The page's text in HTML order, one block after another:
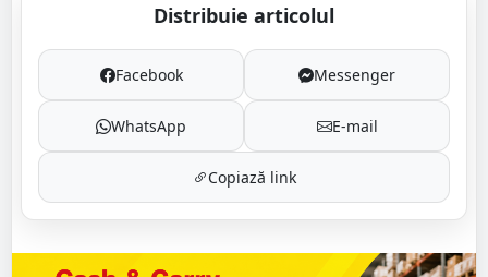
Distribuie articolul
Facebook Messenger
WhatsApp E-mail
Copiază link